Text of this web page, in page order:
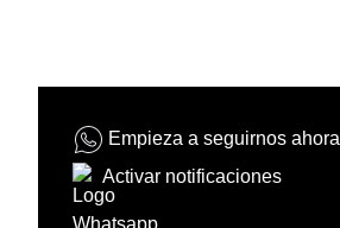
Empieza a seguirnos ahora
Activar notificaciones